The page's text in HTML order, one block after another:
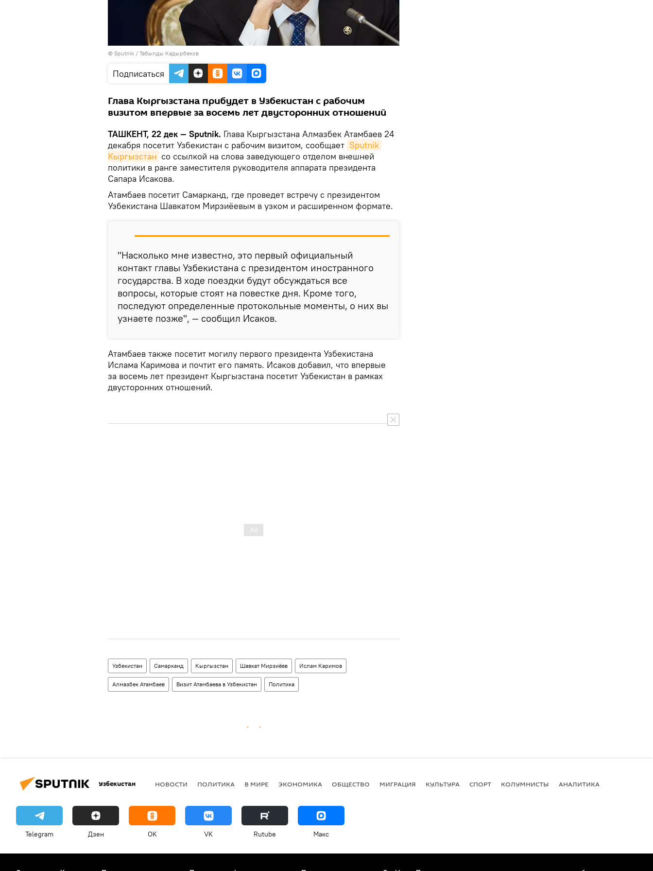
© Sputnik / Табылды Кадырбеков
Подписаться
Глава Кыргызстана прибудет в Узбекистан с рабочим
визитом впервые за восемь лет двусторонних отношений
ТАШКЕНТ, 22 дек — Sputnik. Глава Кыргызстана Алмазбек Атамбаев 24
декабря посетит Узбекистан с рабочим визитом, сообщает Sputnik
Кыргызстан со ссылкой на слова заведующего отделом внешней
политики в ранге заместителя руководителя аппарата президента
Сапара Исакова.
Атамбаев посетит Самарканд, где проведет встречу с президентом
Узбекистана Шавкатом Мирзиёевым в узком и расширенном формате.
"Насколько мне известно, это первый официальный
контакт главы Узбекистана с президентом иностранного
государства. В ходе поездки будут обсуждаться все
вопросы, которые стоят на повестке дня. Кроме того,
последуют определенные протокольные моменты, о них вы
узнаете позже", — сообщил Исаков.
Атамбаев также посетит могилу первого президента Узбекистана
Ислама Каримова и почтит его память. Исаков добавил, что впервые
за восемь лет президент Кыргызстана посетит Узбекистан в рамках
двусторонних отношений.
Узбекистан Самарканд Кыргызстан Шавкат Мирзиёев Ислам Каримов
Алмазбек Атамбаев Визит Атамбаева в Узбекистан Политика
Узбекистан НОВОСТИ ПОЛИТИКА В МИРЕ ЭКОНОМИКА ОБЩЕСТВО МИГРАЦИЯ КУЛЬТУРА СПОРТ КОЛУМНИСТЫ АНАЛИТИКА
Telegram Дзен OK VK Rutube Макс